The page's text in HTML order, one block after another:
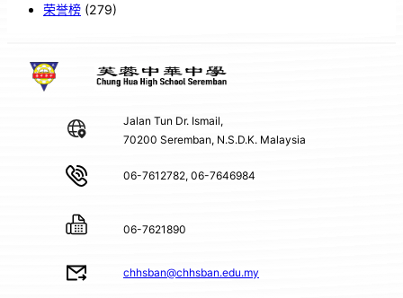
荣誉榜 (279)
Jalan Tun Dr. Ismail,
70200 Seremban, N.S.D.K. Malaysia
06-7612782, 06-7646984
06-7621890
chhsban@chhsban.edu.my